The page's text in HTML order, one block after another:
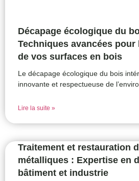
Décapage écologique du
Techniques avancées
de vos surfaces en bois
Le décapage écologique du bois
innovante et respectueuse de
Lire la suite »
Traitement et restauration
métalliques : Expertise en
bâtiment et industrie